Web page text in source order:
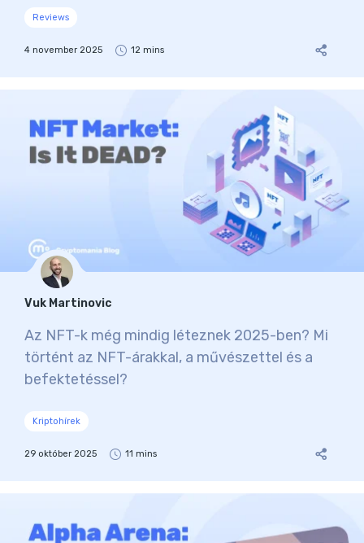
Reviews
4 november 2025 12 mins
Vuk Martinovic
Az NFT-k még mindig léteznek 2025-ben? Mi
történt az NFT-árakkal, a művészettel és a
befektetéssel?
Kriptohírek
29 október 2025 11 mins